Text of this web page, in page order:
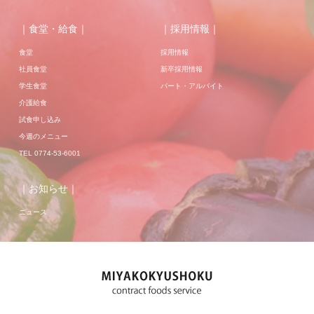
｜食堂・給食｜
食堂
社員食堂
学生食堂
介護給食
試食申し込み
今週のメニュー
TEL 0774-53-6001
｜採用情報｜
採用情報
新卒採用情報
パート・アルバイト
｜お知らせ｜
ニュース